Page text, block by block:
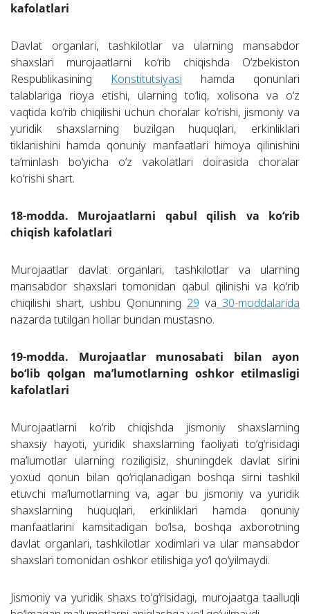
kafolatlari
Davlat organlari, tashkilotlar va ularning mansabdor
shaxslari murojaatlarni ko‘rib chiqishda O‘zbekiston
Respublikasining Konstitutsiyasi hamda qonunlari
talablariga rioya etishi, ularning to‘liq, xolisona va o‘z
vaqtida ko‘rib chiqilishi uchun choralar ko‘rishi, jismoniy va
yuridik shaxslarning buzilgan huquqlari, erkinliklari
tiklanishini hamda qonuniy manfaatlari himoya qilinishini
ta’minlash bo‘yicha o‘z vakolatlari doirasida choralar
ko‘rishi shart.
18-modda. Murojaatlarni qabul qilish va ko‘rib
chiqish kafolatlari
Murojaatlar davlat organlari, tashkilotlar va ularning
mansabdor shaxslari tomonidan qabul qilinishi va ko‘rib
chiqilishi shart, ushbu Qonunning 29 va 30-moddalarida
nazarda tutilgan hollar bundan mustasno.
19-modda. Murojaatlar munosabati bilan ayon
bo‘lib qolgan ma’lumotlarning oshkor etilmasligi
kafolatlari
Murojaatlarni ko‘rib chiqishda jismoniy shaxslarning
shaxsiy hayoti, yuridik shaxslarning faoliyati to‘g‘risidagi
ma’lumotlar ularning roziligisiz, shuningdek davlat sirini
yoxud qonun bilan qo‘riqlanadigan boshqa sirni tashkil
etuvchi ma’lumotlarning va, agar bu jismoniy va yuridik
shaxslarning huquqlari, erkinliklari hamda qonuniy
manfaatlarini kamsitadigan bo‘lsa, boshqa axborotning
davlat organlari, tashkilotlar xodimlari va ular mansabdor
shaxslari tomonidan oshkor etilishiga yo‘l qo‘yilmaydi.
Jismoniy va yuridik shaxs to‘g‘risidagi, murojaatga taalluqli